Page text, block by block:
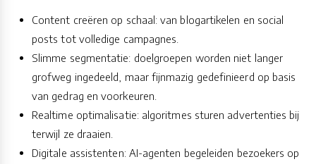
Content creëren op schaal: van blogartikelen en social
posts tot volledige campagnes.
Slimme segmentatie: doelgroepen worden niet langer
grofweg ingedeeld, maar fijnmazig gedefinieerd op basis
van gedrag en voorkeuren.
Realtime optimalisatie: algoritmes sturen advertenties bij
terwijl ze draaien.
Digitale assistenten: AI-agenten begeleiden bezoekers op